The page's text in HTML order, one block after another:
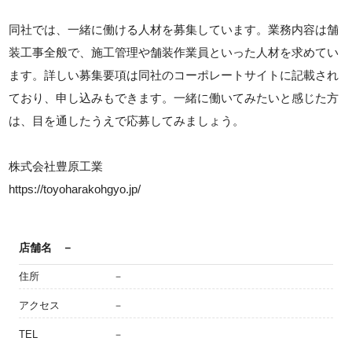
同社では、一緒に働ける人材を募集しています。業務内容は舗
装工事全般で、施工管理や舗装作業員といった人材を求めてい
ます。詳しい募集要項は同社のコーポレートサイトに記載され
ており、申し込みもできます。一緒に働いてみたいと感じた方
は、目を通したうえで応募してみましょう。
株式会社豊原工業
https://toyoharakohgyo.jp/
店舗名 －
住所 －
アクセス －
TEL －